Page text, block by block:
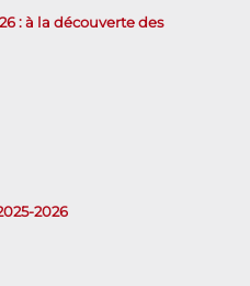
: à la découverte des
2026